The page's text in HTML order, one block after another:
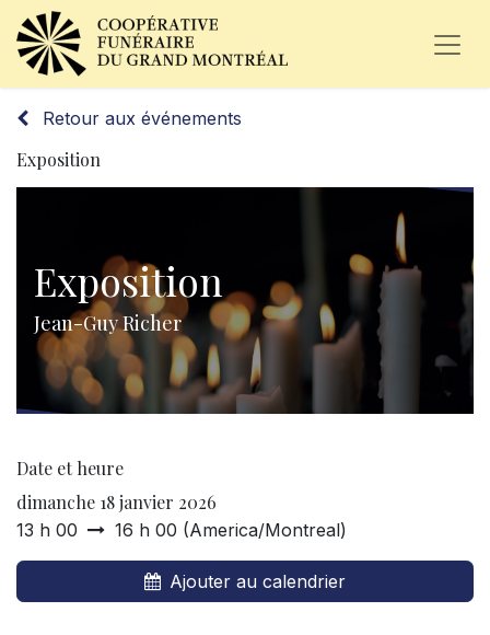
Retour aux événements
Exposition
Exposition
Jean-Guy Richer
Date et heure
dimanche 18 janvier 2026
13 h 00 16 h 00 (America/Montreal)
Ajouter au calendrier